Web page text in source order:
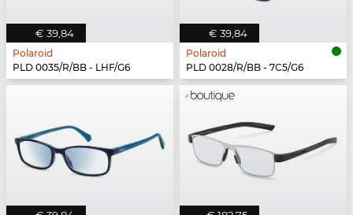
€ 39,84
Polaroid
PLD 0035/R/BB - LHF/G6
€ 39,84
Polaroid
PLD 0028/R/BB - 7C5/G6